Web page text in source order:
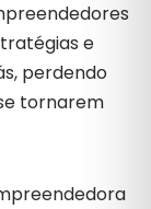
e
perdendo
tornarem